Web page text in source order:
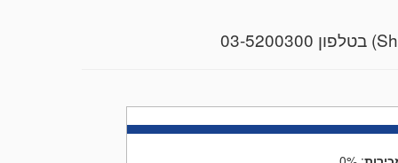
הייעודי,
על כל המשתמע מכך.
03-5200300